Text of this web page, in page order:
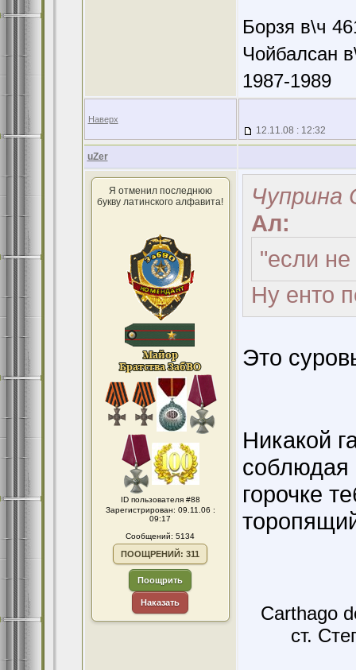
Борзя в\ч
Чойбалсан
1987-1989
Наверх
12.11.08 : 12:32
uZer
Я отменил последнюю
букву латинского алфавита!
ID пользователя #88
Зарегистрирован: 09.11.06 :
09:17
Сообщений: 5134
ПООЩРЕНИЙ: 311
Поощрить
Наказать
Чуприна
Ал:
"если
Ну енто
Это
Никакой
соблюдая
горочке
Carthago
ст.